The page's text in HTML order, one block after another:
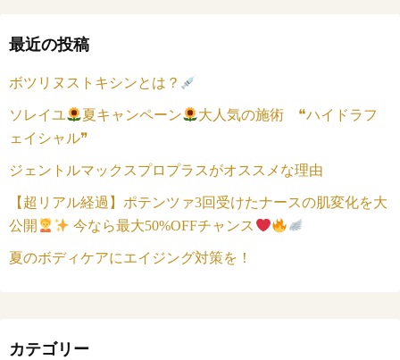
最近の投稿
ボツリヌストキシンとは？
ソレイユ 夏キャンペーン
大人気の施術 ❝ハイドラフ
ェイシャル❞
ジェントルマックスプロプラスがオススメな理由
【超リアル経過】ポテンツァ3回受けたナースの肌変化を大
公開
今なら最大50%OFFチャンス
夏のボディケアにエイジング対策を！
カテゴリー